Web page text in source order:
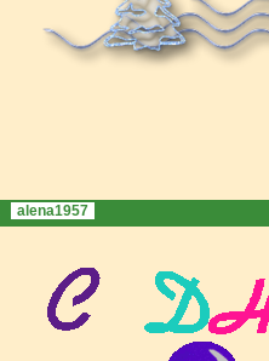
alena1957